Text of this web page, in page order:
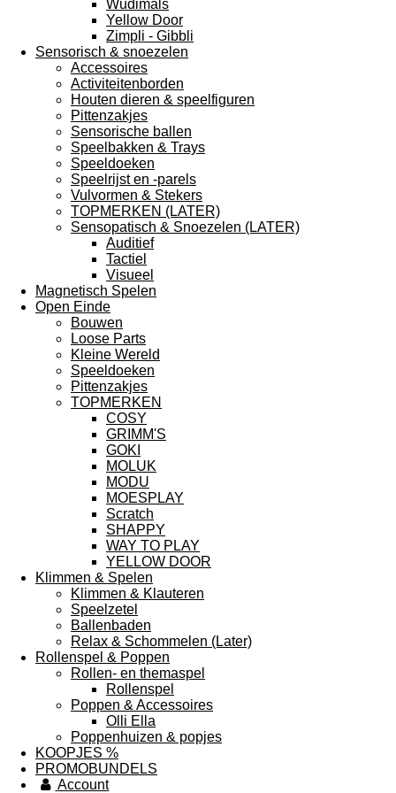
Wudimals
Yellow Door
Zimpli - Gibbli
Sensorisch & snoezelen
Accessoires
Activiteitenborden
Houten dieren & speelfiguren
Pittenzakjes
Sensorische ballen
Speelbakken & Trays
Speeldoeken
Speelrijst en -parels
Vulvormen & Stekers
TOPMERKEN (LATER)
Sensopatisch & Snoezelen (LATER)
Auditief
Tactiel
Visueel
Magnetisch Spelen
Open Einde
Bouwen
Loose Parts
Kleine Wereld
Speeldoeken
Pittenzakjes
TOPMERKEN
COSY
GRIMM'S
GOKI
MOLUK
MODU
MOESPLAY
Scratch
SHAPPY
WAY TO PLAY
YELLOW DOOR
Klimmen & Spelen
Klimmen & Klauteren
Speelzetel
Ballenbaden
Relax & Schommelen (Later)
Rollenspel & Poppen
Rollen- en themaspel
Rollenspel
Poppen & Accessoires
Olli Ella
Poppenhuizen & popjes
KOOPJES %
PROMOBUNDELS
Account